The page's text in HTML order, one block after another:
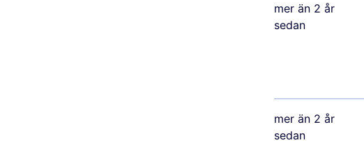
mer än 2 år
sedan
mer än 2 år
sedan